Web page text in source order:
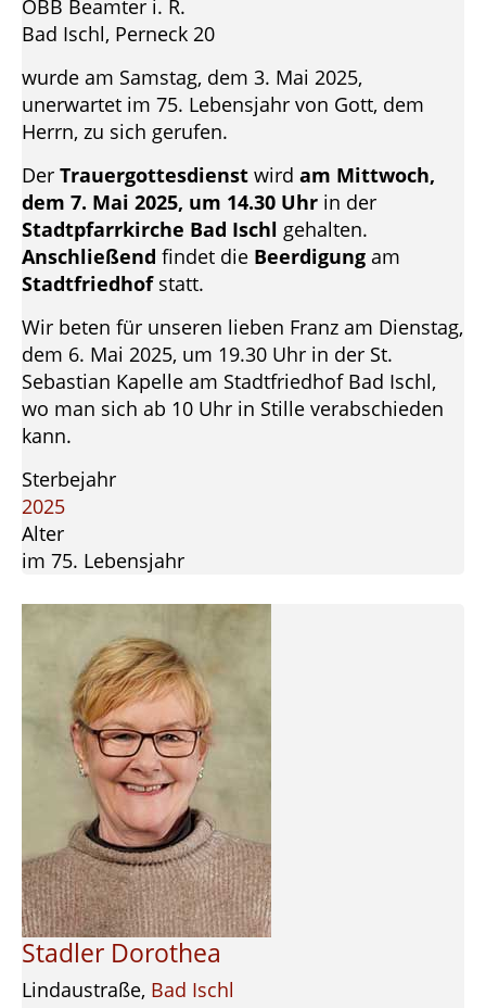
ÖBB Beamter i. R.
Bad Ischl, Perneck 20
wurde am Samstag, dem 3. Mai 2025,
unerwartet im 75. Lebensjahr von Gott, dem
Herrn, zu sich gerufen.
Der Trauergottesdienst wird am Mittwoch,
dem 7. Mai 2025, um 14.30 Uhr in der
Stadtpfarrkirche Bad Ischl gehalten.
Anschließend findet die Beerdigung am
Stadtfriedhofstatt.
Wir beten für unseren lieben Franz am Dienstag,
dem 6. Mai 2025, um 19.30 Uhr in der St.
Sebastian Kapelle am Stadtfriedhof Bad Ischl,
wo man sich ab 10 Uhr in Stille verabschieden
kann.
Sterbejahr
2025
Alter
im 75. Lebensjahr
Stadler Dorothea
Lindaustraße, Bad Ischl